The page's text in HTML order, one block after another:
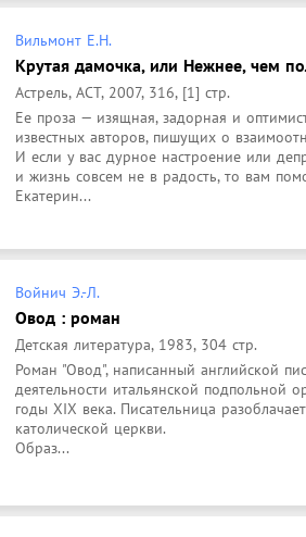
Вильмонт Е.Н.
Крутая дамочка, или Нежнее, чем
Астрель, АСТ, 2007, 316, [1] стр.
Ее проза — изящная, задорная и
известных авторов, пишущих о
И если у вас дурное настроение или
и жизнь совсем не в радость, то вам
Екатерин...
Войнич Э.-Л.
Овод : роман
Детская литература, 1983, 304 стр.
Роман "Овод", написанный английской
деятельности итальянской подпольной
годы XIX века. Писательница
католической церкви.
Образ...